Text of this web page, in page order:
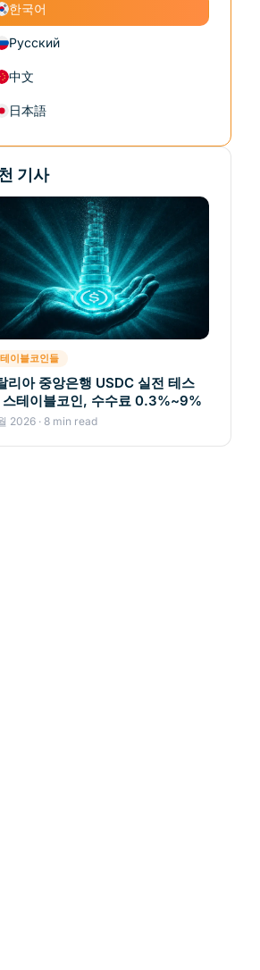
한국어
Русский
中文
日本語
기사
이블코인들
리아 중앙은행 USDC 실전 테스
스테이블코인, 수수료 0.3%~9%
2026 · 8 min read